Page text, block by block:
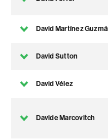
David Martínez
David Sutton
David Vélez
Davide Marcovitch